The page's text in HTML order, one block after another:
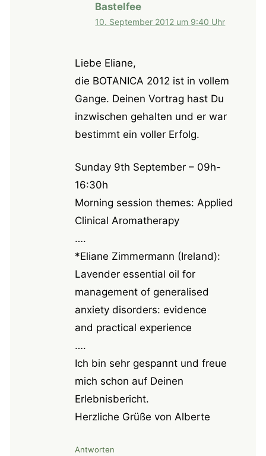
Bastelfee
10. September 2012 um 9:40 Uhr
Liebe Eliane,
die BOTANICA 2012 ist in vollem
Gange. Deinen Vortrag hast Du
inzwischen gehalten und er war
bestimmt ein voller Erfolg.
Sunday 9th September – 09h-
16:30h
Morning session themes: Applied
Clinical Aromatherapy
….
*Eliane Zimmermann (Ireland):
Lavender essential oil for
management of generalised
anxiety disorders: evidence
and practical experience
….
Ich bin sehr gespannt und freue
mich schon auf Deinen
Erlebnisbericht.
Herzliche Grüße von Alberte
Antworten